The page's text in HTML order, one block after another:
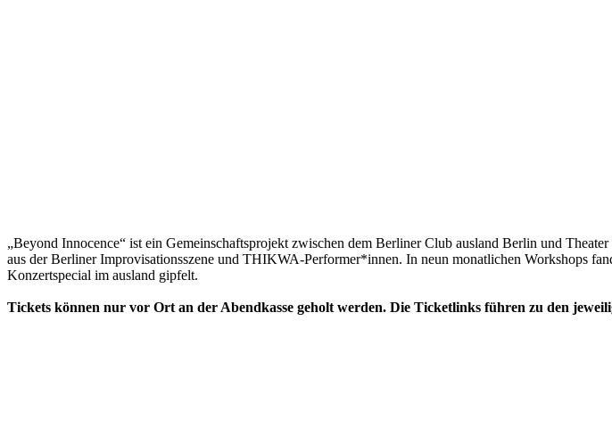
„Beyond Innocence“ ist ein Gemeinschaftsprojekt zwischen dem Berliner Club ausland Berlin und
aus der Berliner Improvisationsszene und THIKWA-Performer*innen. In neun monatlichen Workshops
Konzertspecial im ausland gipfelt.
Tickets können nur vor Ort an der Abendkasse geholt werden. Die Ticketlinks führen zu den